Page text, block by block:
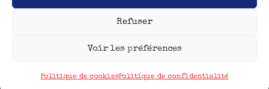
Refuser
Voir les préférences
Politique de cookiesPolitique de confidentialité
Mentions légales
Politique de confidentialité
© Le soleil est en nous depuis 1997